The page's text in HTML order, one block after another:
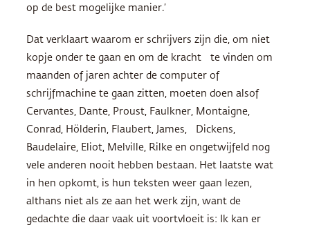
op de best mogelijke manier.’
Dat verklaart waarom er schrijvers zijn die, om niet
kopje onder te gaan en om de kracht te vinden om
maanden of jaren achter de computer of
schrijfmachine te gaan zitten, moeten doen alsof
Cervantes, Dante, Proust, Faulkner, Montaigne,
Conrad, Hölderin, Flaubert, James, Dickens,
Baudelaire, Eliot, Melville, Rilke en ongetwijfeld nog
vele anderen nooit hebben bestaan. Het laatste wat
in hen opkomt, is hun teksten weer gaan lezen,
althans niet als ze aan het werk zijn, want de
gedachte die daar vaak uit voortvloeit is: Ik kan er